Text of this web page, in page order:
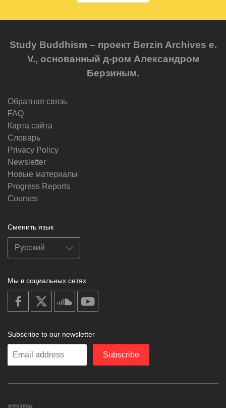
Study Buddhism – проект Berzin Archives e.
V., основанный д-ром Александром
Берзиным.
Обратная связь
FAQ
Карта сайта
Словарь
Privacy Policy
Newsletter
Новые материалы
Progress Reports
Courses
Сменить язык
Мы в социальных сетях
on
facebook
soundcloud
Subscribe to our newsletter
Enter
Subscribe